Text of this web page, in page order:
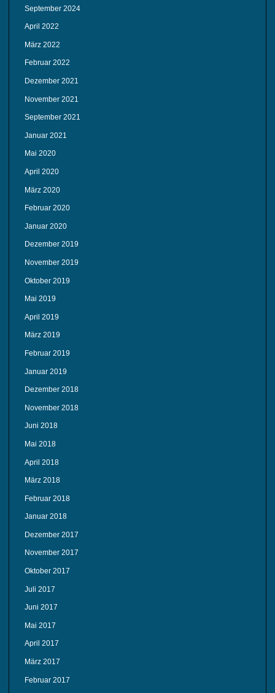
September 2024
April 2022
März 2022
Februar 2022
Dezember 2021
November 2021
September 2021
Januar 2021
Mai 2020
April 2020
März 2020
Februar 2020
Januar 2020
Dezember 2019
November 2019
Oktober 2019
Mai 2019
April 2019
März 2019
Februar 2019
Januar 2019
Dezember 2018
November 2018
Juni 2018
Mai 2018
April 2018
März 2018
Februar 2018
Januar 2018
Dezember 2017
November 2017
Oktober 2017
Juli 2017
Juni 2017
Mai 2017
April 2017
März 2017
Februar 2017